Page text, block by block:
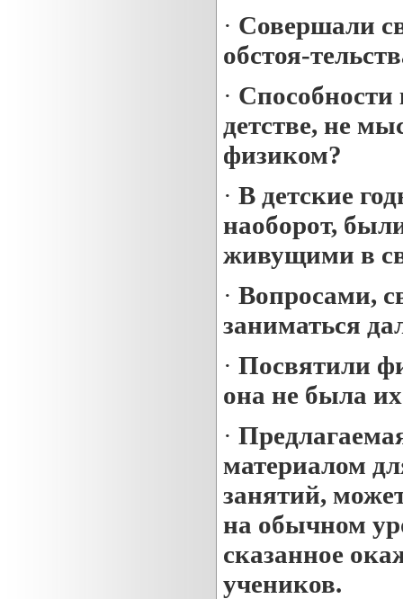
· Совершали
обстоя-
·
детстве, не
физиком?
· В детские
наоборот,
живущими в
· Вопросами,
заниматься
· Посвятили
она не была
·
материалом
занятий,
на обычном
сказанное
учеников.